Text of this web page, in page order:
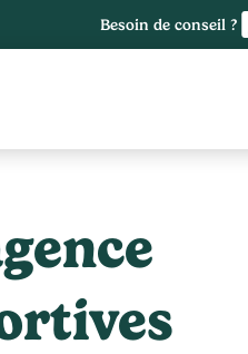
Besoin de conseil ?